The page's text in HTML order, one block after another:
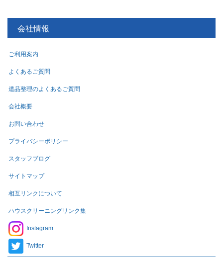
会社情報
ご利用案内
よくあるご質問
遺品整理のよくあるご質問
会社概要
お問い合わせ
プライバシーポリシー
スタッフブログ
サイトマップ
相互リンクについて
ハウスクリーニングリンク集
Instagram
Twitter